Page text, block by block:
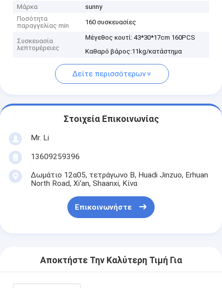
Μάρκα
sunny
Ποσότητα
παραγγελίας min
160 συσκευασίες
Συσκευασία
λεπτομέρειες
Μέγεθος κουτί: 43*30*17cm 160PCS
Καθαρό βάρος:11kg/κατάστημα
Δείτε περισσότερων
Στοιχεία Επικοινωνίας
Mr. Li
13609259396
Δωμάτιο 12α05, τετράγωνο Β, Huadi Jinzuo, Erhuan
North Road, Xi'an, Shaanxi, Κίνα
Επικοινωνήστε
Αποκτήστε Την Καλύτερη Τιμή Για